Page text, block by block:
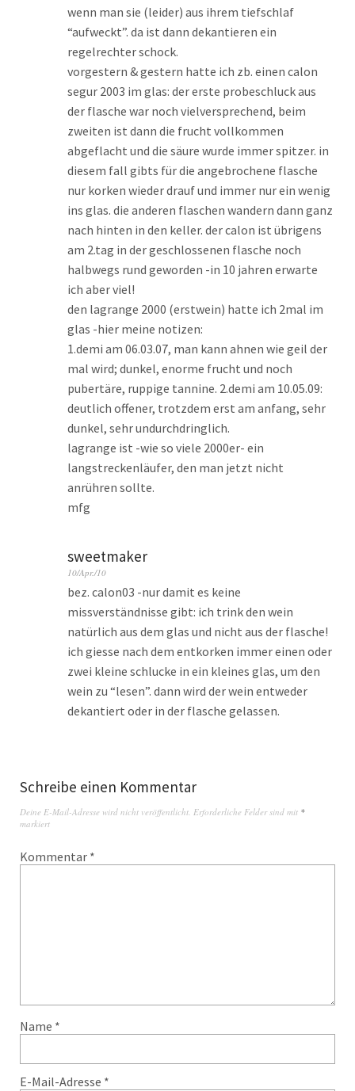
wenn man sie (leider) aus ihrem tiefschlaf
“aufweckt”. da ist dann dekantieren ein
regelrechter schock.
vorgestern & gestern hatte ich zb. einen calon
segur 2003 im glas: der erste probeschluck aus
der flasche war noch vielversprechend, beim
zweiten ist dann die frucht vollkommen
abgeflacht und die säure wurde immer spitzer. in
diesem fall gibts für die angebrochene flasche
nur korken wieder drauf und immer nur ein wenig
ins glas. die anderen flaschen wandern dann ganz
nach hinten in den keller. der calon ist übrigens
am 2.tag in der geschlossenen flasche noch
halbwegs rund geworden -in 10 jahren erwarte
ich aber viel!
den lagrange 2000 (erstwein) hatte ich 2mal im
glas -hier meine notizen:
1.demi am 06.03.07, man kann ahnen wie geil der
mal wird; dunkel, enorme frucht und noch
pubertäre, ruppige tannine. 2.demi am 10.05.09:
deutlich offener, trotzdem erst am anfang, sehr
dunkel, sehr undurchdringlich.
lagrange ist -wie so viele 2000er- ein
langstreckenläufer, den man jetzt nicht
anrühren sollte.
mfg
sweetmaker
10/Apr./10
bez. calon03 -nur damit es keine
missverständnisse gibt: ich trink den wein
natürlich aus dem glas und nicht aus der flasche!
ich giesse nach dem entkorken immer einen oder
zwei kleine schlucke in ein kleines glas, um den
wein zu “lesen”. dann wird der wein entweder
dekantiert oder in der flasche gelassen.
Schreibe einen Kommentar
Deine E-Mail-Adresse wird nicht veröffentlicht. Erforderliche Felder sind mit *
markiert
Kommentar *
Name *
E-Mail-Adresse *